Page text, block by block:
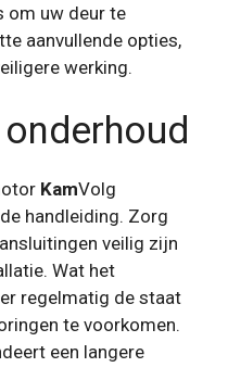
om uw deur te
aanvullende opties,
werking.
KamVolg
handleiding. Zorg
veilig zijn
Wat het
regelmatig de staat
te voorkomen.
een langere